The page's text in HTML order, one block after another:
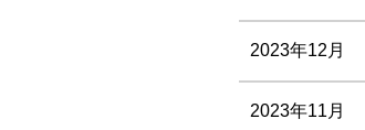
2023年12月
2023年11月